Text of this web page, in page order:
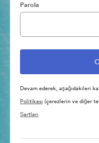
Parola
Devam ederek, aşağıdakileri
Politikası (çerezlerin ve diğer
Şartları